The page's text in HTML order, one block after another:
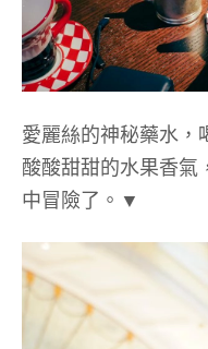
愛麗絲的神秘藥水，
酸酸甜甜的水果香氣
中冒險了。▼